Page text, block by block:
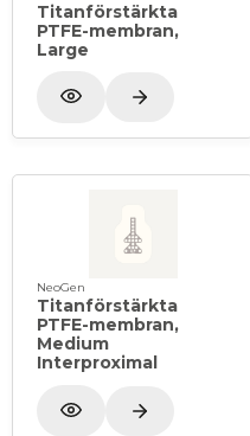
extra stöd (antingen
membranet.
adekvat
bedömning av den
Material:Membranen
Förpackning: Styck
Titanförstärkta
PTFE-membran,
Large
NeoGen
Titanförstärkta
PTFE-membran,
Medium
Interproximal